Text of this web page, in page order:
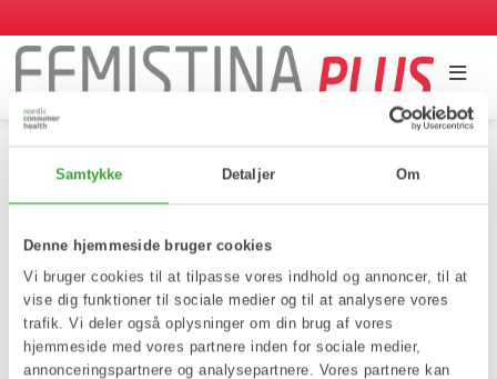
Samtykke Detaljer Om
Denne hjemmeside bruger cookies
Vi bruger cookies til at tilpasse vores indhold og annoncer, til at
vise dig funktioner til sociale medier og til at analysere vores
trafik. Vi deler også oplysninger om din brug af vores
hjemmeside med vores partnere inden for sociale medier,
annonceringspartnere og analysepartnere. Vores partnere kan
Hjem /Har Femistina Plus bivirkninger?
Har Femistina Plus bivirkninger?
Nej. Der er ingen kendte bivirkninger.
Tilbage til spørgsmålssiden